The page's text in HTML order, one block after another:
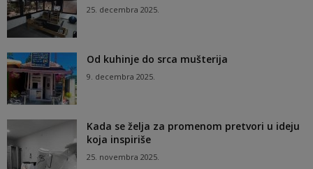
25. decembra 2025.
Od kuhinje do srca mušterija
9. decembra 2025.
Kada se želja za promenom pretvori u ideju
koja inspiriše
25. novembra 2025.